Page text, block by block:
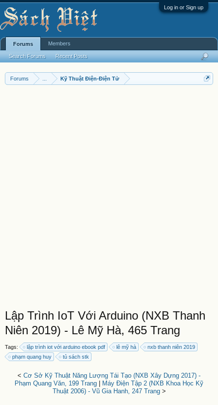
Log in or Sign up
Forums Kỹ Thuật Điện-Điện Tử
Lập Trình IoT Với Arduino (NXB Thanh
Niên 2019) - Lê Mỹ Hà, 465 Trang
Tags: lập trình iot với arduino ebook pdf lê mỹ hà
nxb thanh niên 2019
phạm quang huy
tủ sách stk
< Cơ Sở Kỹ Thuật Năng Lượng Tái Tạo (NXB Xây Dựng 2017) -
Phạm Quang Văn, 199 Trang
Máy Điện Tập 2 (NXB Khoa Học Kỹ
Thuật 2006) - Vũ Gia Hanh, 247 Trang>
Forums
Search Forums Recent Posts
Members